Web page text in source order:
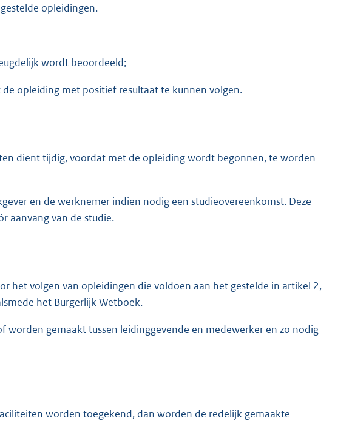
opleidingen.
wordt beoordeeld;
opleiding met positief resultaat te kunnen volgen.
dient tijdig, voordat met de opleiding wordt begonnen, te worden
en de werknemer indien nodig een studieovereenkomst. Deze
aanvang van de studie.
het volgen van opleidingen die voldoen aan het gestelde in artikel 2,
het Burgerlijk Wetboek.
worden gemaakt tussen leidinggevende en medewerker en zo nodig
worden toegekend, dan worden de redelijk gemaakte